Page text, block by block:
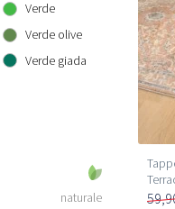
Verde
Verde olive
Verde giada
naturale